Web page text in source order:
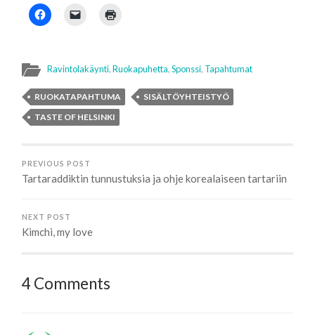
Ravintolakäynti,Ruokapuhetta,Sponssi, Tapahtumat
RUOKATAPAHTUMA
SISÄLTÖYHTEISTYÖ
TASTE OF HELSINKI
PREVIOUS POST
Tartaraddiktin tunnustuksia ja ohje korealaiseen tartariin
NEXT POST
Kimchi, my love
4 Comments